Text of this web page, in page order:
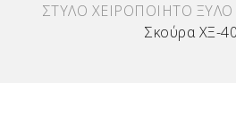
ΣΤΥΛΟ ΧΕΙΡΟΠΟΙΗΤΟ ΞΥΛΟ
Σκούρα ΧΞ-